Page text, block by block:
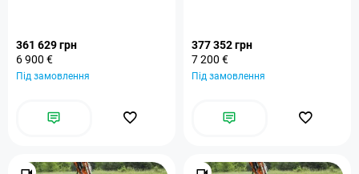
361 629 грн
6 900 €
Під замовлення
377 352 грн
7 200 €
Під замовлення